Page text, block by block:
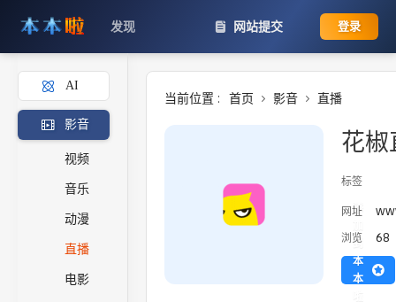
发现 网站提交 登录
AI
影音
视频
音乐
动漫
直播
电影
当前位置 : 首页 影音 直播
花
标签
网址
浏览 68
添
到
本
本